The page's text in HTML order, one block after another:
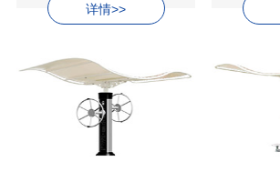
详情>>